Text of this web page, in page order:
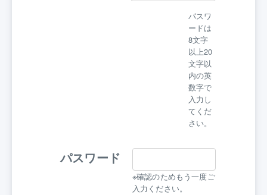
パスワ
ードは
8文字
以上20
文字以
内の英
数字で
入力し
てくだ
さい。
パスワード
※確認のためもう一度ご
入力ください。